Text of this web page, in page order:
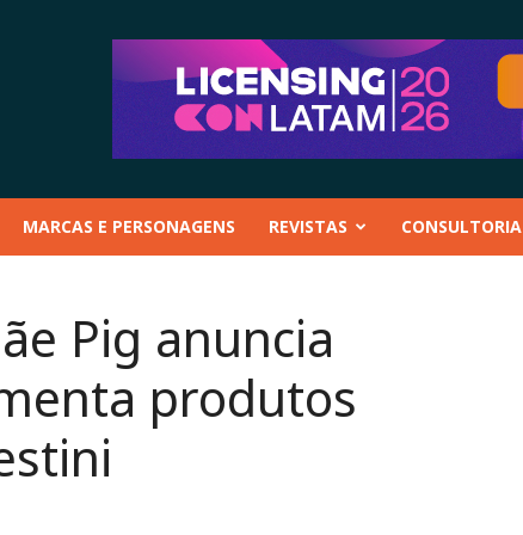
MARCAS E PERSONAGENS REVISTAS CONSULTORIA
Pig anuncia
produtos